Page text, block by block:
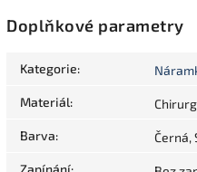
Doplňkové parametry
Kategorie:
Materiál:
Barva: Černá,